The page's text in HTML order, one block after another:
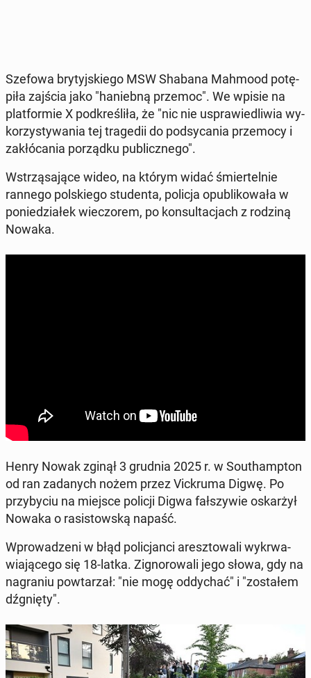
Szefowa bry­tyj­skie­go MSW Shabana Mahmood po­tę­
pi­ła zajścia jako "ha­nieb­ną przemoc". We wpisie na
plat­for­mie X pod­kre­śli­ła, że "nic nie uspra­wie­dli­wia wy­
ko­rzy­sty­wa­nia tej tra­ge­dii do pod­sy­ca­nia prze­mo­cy i
za­kłó­ca­nia po­rząd­ku pu­blicz­ne­go".
Wstrzą­sa­ją­ce wideo, na którym widać śmier­tel­nie
rannego pol­skie­go stu­den­ta, policja opu­bli­ko­wa­ła w
po­nie­dzia­łek wie­czo­rem, po kon­sul­ta­cjach z rodziną
Nowaka.
Henry Nowak zginął 3 grudnia 2025 r. w So­uthamp­ton
od ran za­da­nych nożem przez Vic­kru­ma Digwę. Po
przy­by­ciu na miejsce policji Digwa fał­szy­wie oskar­żył
Nowaka o ra­si­stow­ską napaść.
Wpro­wa­dze­ni w błąd po­li­cjan­ci aresz­to­wa­li wy­krwa­
wia­ją­ce­go się 18-latka. Zi­gno­ro­wa­li jego słowa, gdy na
na­gra­niu po­wta­rzał: "nie mogę od­dy­chać" i "zo­sta­łem
dźgnię­ty".